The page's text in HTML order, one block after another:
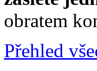
obratem
Přehled